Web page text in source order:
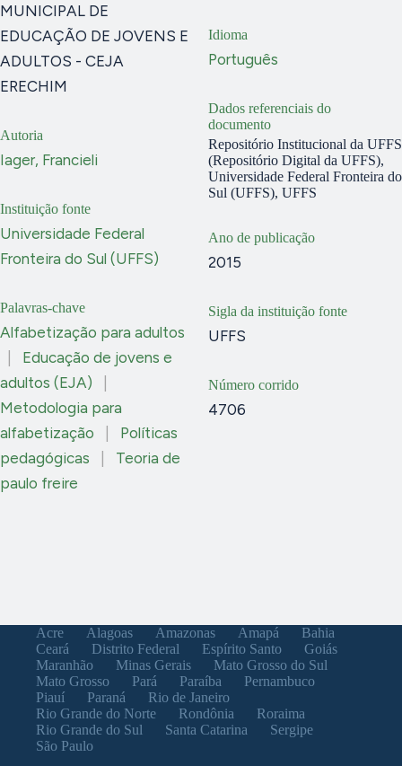
MUNICIPAL DE
EDUCAÇÃO DE JOVENS E
ADULTOS - CEJA
ERECHIM
Autoria
Iager, Francieli
Instituição fonte
Universidade Federal
Fronteira do Sul (UFFS)
Palavras-chave
Alfabetização para adultos
Educação de jovens e
adultos (EJA)
Metodologia para
alfabetização
Políticas
pedagógicas
Teoria de
paulo freire
Idioma
Português
Dados referenciais do
documento
Repositório Institucional da UFFS
(Repositório Digital da UFFS),
Universidade Federal Fronteira do
Sul (UFFS), UFFS
Ano de publicação
2015
Sigla da instituição fonte
UFFS
Número corrido
4706
Acre Alagoas Amazonas Amapá
Bahia
Ceará
Distrito Federal Espírito Santo
Goiás
Maranhão
Minas Gerais
Mato Grosso do Sul
Mato Grosso
Pará Paraíba
Pernambuco
Piauí
Paraná
Rio de Janeiro
Rio Grande do Norte
Rondônia
Roraima
Rio Grande do Sul
Santa Catarina
Sergipe
São Paulo